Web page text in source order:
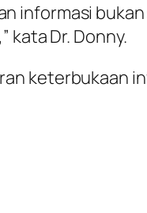
informasi
kata Dr. Donny.
keterbukaan